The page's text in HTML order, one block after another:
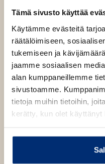
Tämä sivusto käyttää
Käytämme evästeitä
räätälöimiseen,
tukemiseen ja
jaamme sosiaalisen
alan kumppaneillemme
sivustoamme.
tietoja muihin tietoihin,
kerätty, kun olet käyttänyt
ä
i
l
e
h
t
e
e
n
r
k
k
a
R
e
o
l